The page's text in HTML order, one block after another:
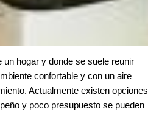
hogar y donde se suele reunir
confortable y con un aire
Actualmente existen opciones
y poco presupuesto se pueden